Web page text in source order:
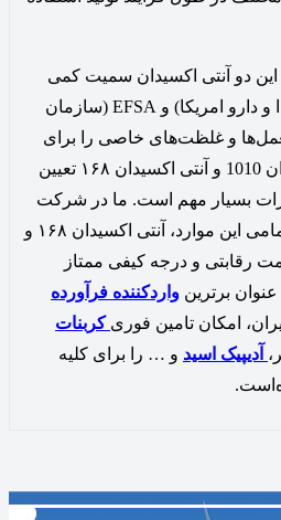
این دو آنتی اکسیدان سمیت کمی
دارند اما FDA (سازمان غذا و دارو امریکا) و EFSA (سازمان
و غلظت‌های خاصی را برای
استفاده ایمن از آنتی اکسیدان 1010 و آنتی اکسیدان ۱۶۸ تعیین
بسیار مهم است. ما در شرکت
بازرگانی پرسال با علم به تمامی این موارد، آنتی اکسیدان ۱۶۸ و
۱۰۱۰ را با قیمت رقابتی و درجه کیفی ممتاز
برترین واردکننده فرآورده‌
امکان تامین فوری کربنات
آدیپیک اسید و … را برای کلیه